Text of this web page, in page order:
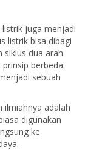
listrik juga menjadi
listrik bisa dibagi
siklus dua arah
berbeda
sebuah
ilmiahnya adalah
digunakan
ke